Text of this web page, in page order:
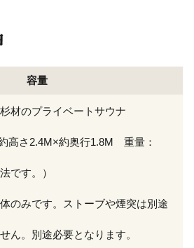
容量
材のプライベートサウナ
高さ2.4M×約奥行1.8M 重量：
です。）
のみです。ストーブや煙突は別途
ん。別途必要となります。